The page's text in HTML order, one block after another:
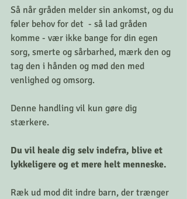
Så når gråden melder sin ankomst, og du
føler behov for det  - så lad gråden
komme - vær ikke bange for din egen
sorg, smerte og sårbarhed, mærk den og
tag den i hånden og mød den med
venlighed og omsorg.
Denne handling vil kun gøre dig
stærkere.
Du vil heale dig selv indefra, blive et
lykkeligere og et mere helt menneske.
Ræk ud mod dit indre barn, der trænger